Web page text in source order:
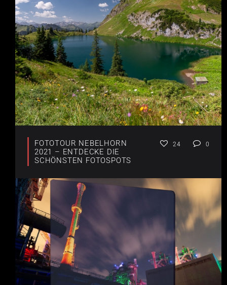
FOTOTOUR NEBELHORN
2021 – ENTDECKE DIE
SCHÖNSTEN FOTOSPOTS
24 0